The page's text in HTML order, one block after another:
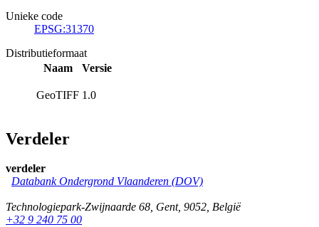
Unieke code
EPSG:31370
Distributieformaat
Naam
Versie
GeoTIFF 1.0
Verdeler
verdeler
Databank Ondergrond Vlaanderen (DOV)
Technologiepark-Zwijnaarde 68, Gent, 9052, België
+32 9 240 75 00